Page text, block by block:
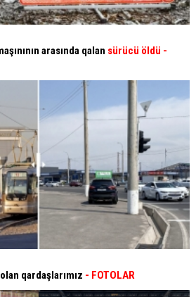
arasında qalan sürücü öldü -
qardaşlarımız - FOTOLAR